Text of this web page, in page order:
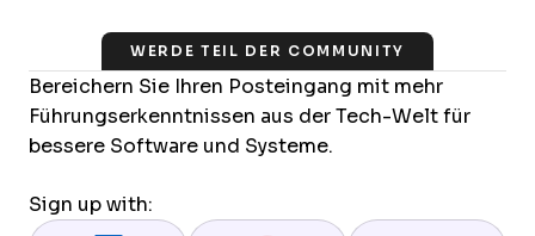
WERDE TEIL DER COMMUNITY
Bereichern Sie Ihren Posteingang mit mehr
Führungserkenntnissen aus der Tech-Welt für
bessere Software und Systeme.
Sign up with: